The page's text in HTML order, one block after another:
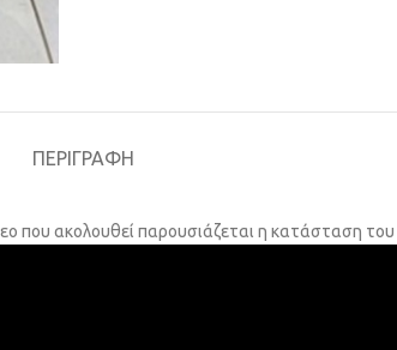
ΠΕΡΙΓΡΑΦΉ
που ακολουθεί παρουσιάζεται η κατάσταση